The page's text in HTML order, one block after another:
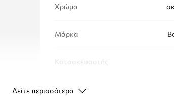
Χρώμα
Μάρκα
Κατασκευαστής
ID προϊόντος
Δείτε περισσότερα